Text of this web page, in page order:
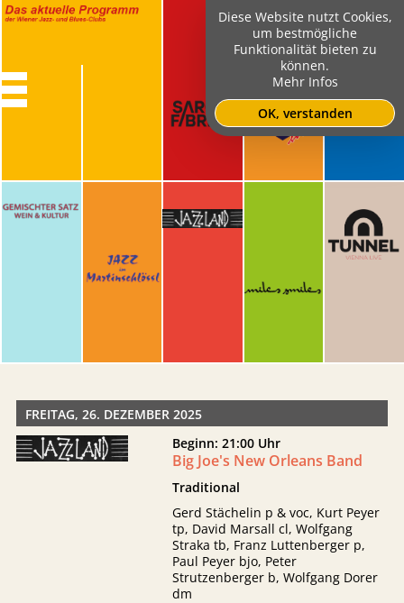
FREITAG, 26. DEZEMBER 2025
Beginn: 21:00 Uhr
Big Joe's New Orleans Band
Traditional
Gerd Stächelin p & voc, Kurt Peyer
tp, David Marsall cl, Wolfgang
Straka tb, Franz Luttenberger p,
Paul Peyer bjo, Peter
Strutzenberger b, Wolfgang Dorer
dm
Diese Website nutzt Cookies,
um bestmögliche
Funktionalität bieten zu
können.
Mehr Infos
OK, verstanden